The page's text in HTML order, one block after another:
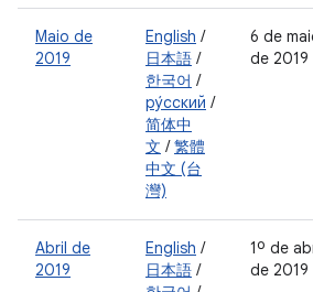
Maio de
2019
English /
日本語 /
한국어 /
ру́сский /
简体中
文 /繁體
中文 (台
灣)
6 de
de 2019
Abril de
2019
English /
日本語 /
1º de
de 2019